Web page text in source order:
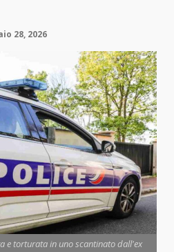
28, 2026
e torturata in uno scantinato dall'ex